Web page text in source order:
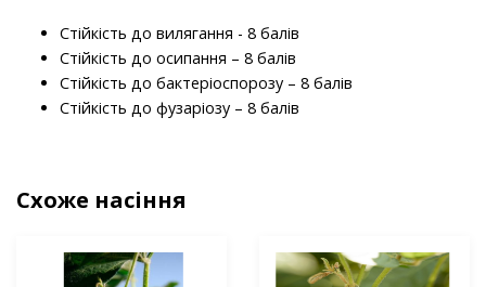
Стійкість до вилягання - 8 балів
Стійкість до осипання – 8 балів
Стійкість до бактеріоспорозу – 8 балів
Стійкість до фузаріозу – 8 балів
Схоже насіння